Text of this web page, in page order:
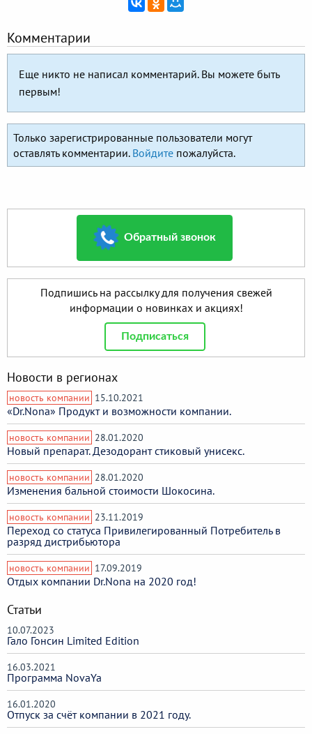
Комментарии
Еще никто не написал комментарий. Вы можете быть
первым!
Только зарегистрированные пользователи могут
оставлять комментарии. Войдите пожалуйста.
Обратный звонок
Подпишись на рассылку для получения свежей
информации о новинках и акциях!
Подписаться
Новости в регионах
новость компании 15.10.2021
«Dr.Nona» Продукт и возможности компании.
новость компании 28.01.2020
Новый препарат. Дезодорант стиковый унисекс.
новость компании 28.01.2020
Изменения бальной стоимости Шокосина.
новость компании 23.11.2019
Переход со статуса Привилегированный Потребитель в
разряд дистрибьютора
новость компании 17.09.2019
Отдых компании Dr.Nona на 2020 год!
Статьи
10.07.2023
Гало Гонсин Limited Edition
16.03.2021
Программа NovaYa
16.01.2020
Отпуск за счёт компании в 2021 году.